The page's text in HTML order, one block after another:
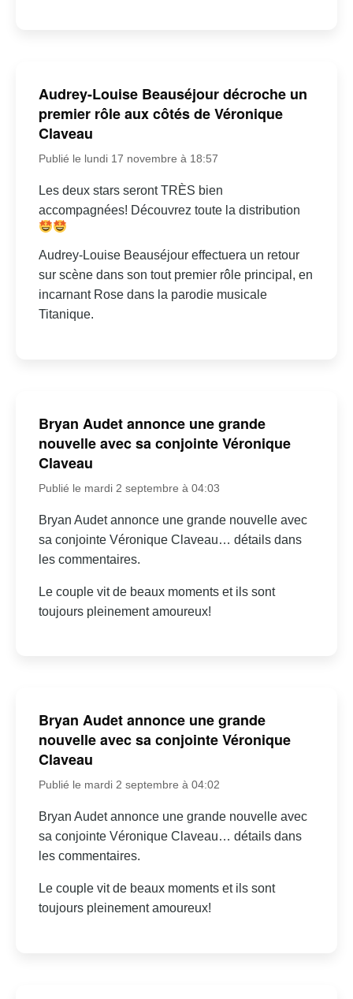
Audrey-Louise Beauséjour décroche un
premier rôle aux côtés de Véronique
Claveau
Publié le lundi 17 novembre à 18:57
Les deux stars seront TRÈS bien
accompagnées! Découvrez toute la distribution
Audrey-Louise Beauséjour effectuera un retour
sur scène dans son tout premier rôle principal, en
incarnant Rose dans la parodie musicale
Titanique.
Bryan Audet annonce une grande
nouvelle avec sa conjointe Véronique
Claveau
Publié le mardi 2 septembre à 04:03
Bryan Audet annonce une grande nouvelle avec
sa conjointe Véronique Claveau… détails dans
les commentaires.
Le couple vit de beaux moments et ils sont
toujours pleinement amoureux!
Bryan Audet annonce une grande
nouvelle avec sa conjointe Véronique
Claveau
Publié le mardi 2 septembre à 04:02
Bryan Audet annonce une grande nouvelle avec
sa conjointe Véronique Claveau… détails dans
les commentaires.
Le couple vit de beaux moments et ils sont
toujours pleinement amoureux!